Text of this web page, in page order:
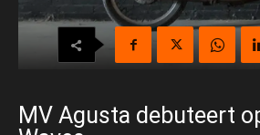
MV Agusta debuteert